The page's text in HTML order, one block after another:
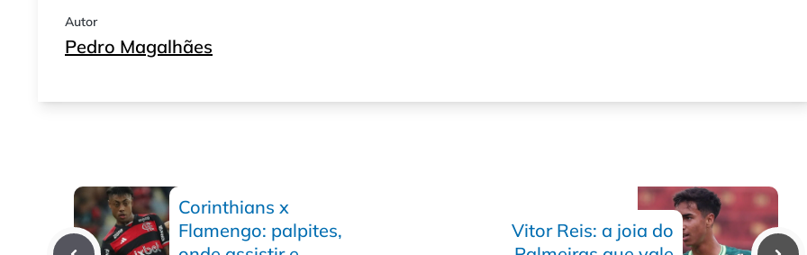
Autor
Pedro Magalhães
Corinthians x
Flamengo: palpites,
Vitor Reis: a joia do